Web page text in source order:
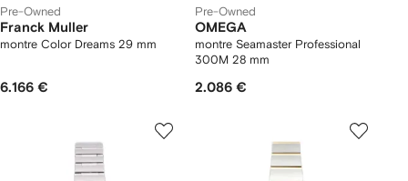
Pre-Owned
Franck Muller
montre Color Dreams 29 mm
6.166 €
Pre-Owned
OMEGA
montre Seamaster Professional
300M 28 mm
2.086 €